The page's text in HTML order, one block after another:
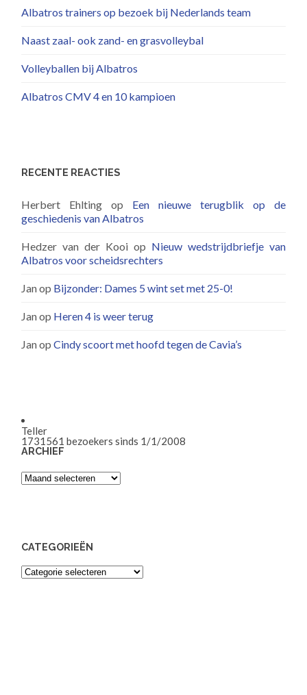
Albatros trainers op bezoek bij Nederlands team
Naast zaal- ook zand- en grasvolleybal
Volleyballen bij Albatros
Albatros CMV 4 en 10 kampioen
RECENTE REACTIES
Herbert Ehlting op Een nieuwe terugblik op de
geschiedenis van Albatros
Hedzer van der Kooi op Nieuw wedstrijdbriefje van
Albatros voor scheidsrechters
Janop Bijzonder: Dames 5 wint set met 25-0!
Janop Heren 4 is weer terug
JanopCindy scoort met hoofd tegen de Cavia’s
Teller
1731561 bezoekers sinds 1/1/2008
ARCHIEF
Archief
CATEGORIEËN
Categorieën